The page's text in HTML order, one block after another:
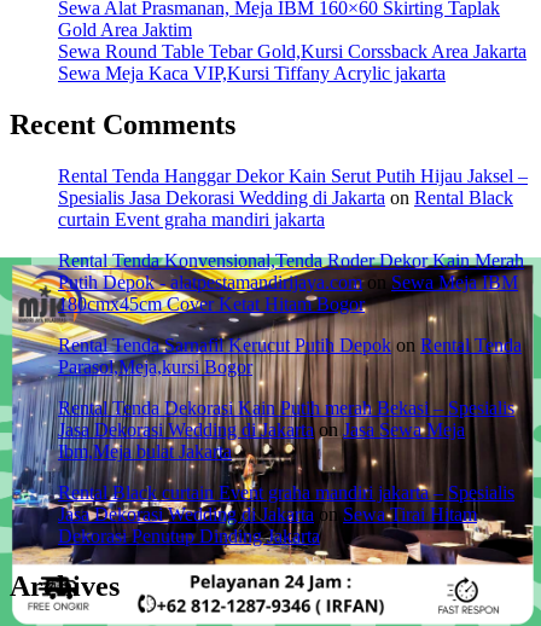
Sewa Alat Prasmanan, Meja IBM 160×60 Skirting Taplak
Gold Area Jaktim
Sewa Round Table Tebar Gold,Kursi Corssback Area Jakarta
Sewa Meja Kaca VIP,Kursi Tiffany Acrylic jakarta
Recent Comments
Rental Tenda Hanggar Dekor Kain Serut Putih Hijau Jaksel –
Spesialis Jasa Dekorasi Wedding di Jakarta on Rental Black
curtain Event graha mandiri jakarta
Rental Tenda Konvensional,Tenda Roder Dekor Kain Merah
Putih Depok - alatpestamandirijaya.comon Sewa Meja IBM
180cmx45cm Cover Ketat Hitam Bogor
Rental Tenda Sarnafil Kerucut Putih Depokon Rental Tenda
Parasol,Meja,kursi Bogor
Rental Tenda Dekorasi Kain Putih merah Bekasi – Spesialis
Jasa Dekorasi Wedding di Jakartaon Jasa Sewa Meja
Ibm,Meja bulat Jakarta
Rental Black curtain Event graha mandiri jakarta – Spesialis
Jasa Dekorasi Wedding di Jakarta on Sewa Tirai Hitam
Dekorasi Penutup Dinding Jakarta
Archives